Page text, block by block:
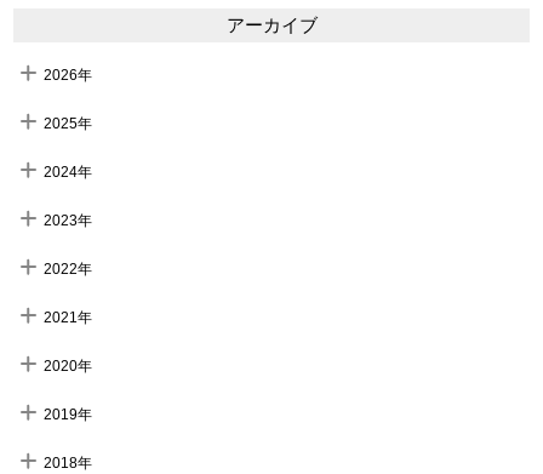
アーカイブ
2026年
2025年
2024年
2023年
2022年
2021年
2020年
2019年
2018年